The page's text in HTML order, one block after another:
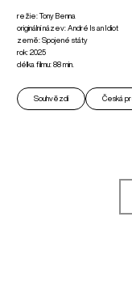
režie: Tony Benna
originální název: André Is an Idiot
země: Spojené státy
rok: 2025
délka filmu: 88 min.
Souhvězdí Česká